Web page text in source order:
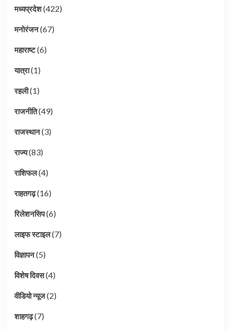
मध्यप्रदेश(422)
मनोरंजन(67)
महाराष्ट(6)
यात्रा(1)
रहली(1)
राजनीति(49)
राजस्थान(3)
राज्य(83)
राशिफल(4)
राहतगढ़(16)
रिलेशनसिप(6)
लाइफ स्टाइल(7)
विज्ञापन(5)
विशेष दिवस(4)
वीडियो न्यूज(2)
शाहगढ़(7)